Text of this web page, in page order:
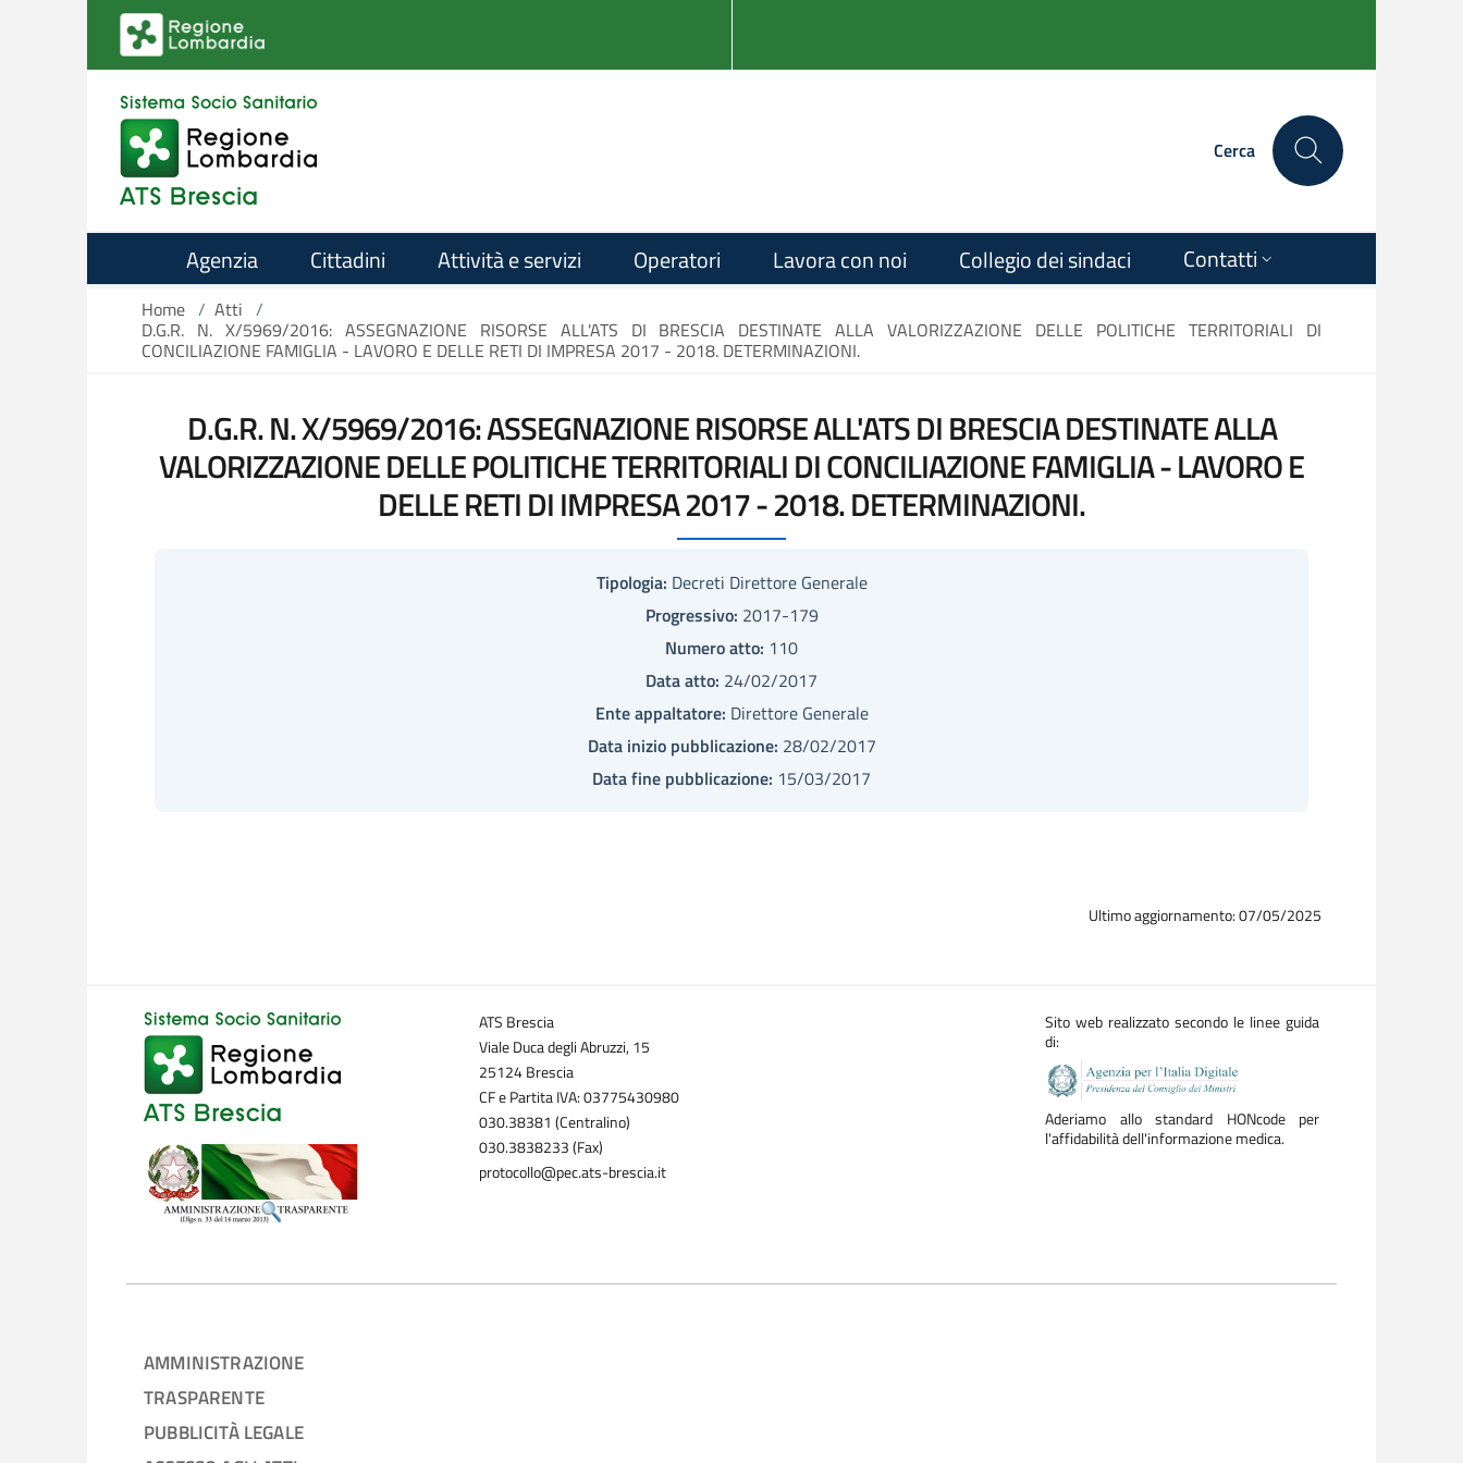
Salta al contenuto principale
Cerca
Agenzia Cittadini Attività e servizi Operatori Lavora con noi Collegio dei sindaci Contatti
Home / Atti /
D.G.R. N. X/5969/2016: ASSEGNAZIONE RISORSE ALL'ATS DI BRESCIA DESTINATE ALLA VALORIZZAZIONE DELLE POLITICHE TERRITORIALI DI
CONCILIAZIONE FAMIGLIA - LAVORO E DELLE RETI DI IMPRESA 2017 - 2018. DETERMINAZIONI.
D.G.R. N. X/5969/2016: ASSEGNAZIONE RISORSE ALL'ATS DI BRESCIA DESTINATE ALLA
VALORIZZAZIONE DELLE POLITICHE TERRITORIALI DI CONCILIAZIONE FAMIGLIA - LAVORO E
DELLE RETI DI IMPRESA 2017 - 2018. DETERMINAZIONI.
Tipologia: Decreti Direttore Generale
Progressivo: 2017-179
Numero atto: 110
Data atto: 24/02/2017
Ente appaltatore: Direttore Generale
Data inizio pubblicazione: 28/02/2017
Data fine pubblicazione: 15/03/2017
Ultimo aggiornamento: 07/05/2025
ATS Brescia
Viale Duca degli Abruzzi, 15
25124 Brescia
CF e Partita IVA: 03775430980
030.38381 (Centralino)
030.3838233 (Fax)
protocollo@pec.ats-brescia.it
Sito web realizzato secondo le linee guida
di:
Aderiamo allo standard HONcode per
l'affidabilità dell'informazione medica.
AMMINISTRAZIONE
TRASPARENTE
PUBBLICITÀ LEGALE